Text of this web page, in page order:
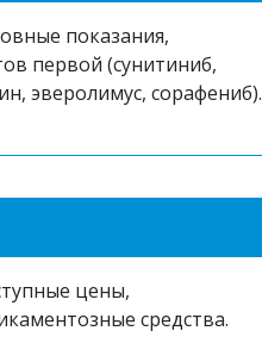
показания,
первой (сунитиниб,
эверолимус, сорафениб).
цены,
средства.